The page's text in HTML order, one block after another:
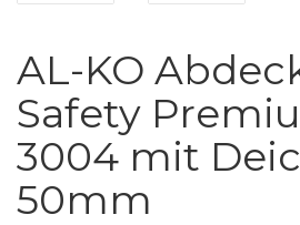
AL-KO
Safety
3004 mit
50mm